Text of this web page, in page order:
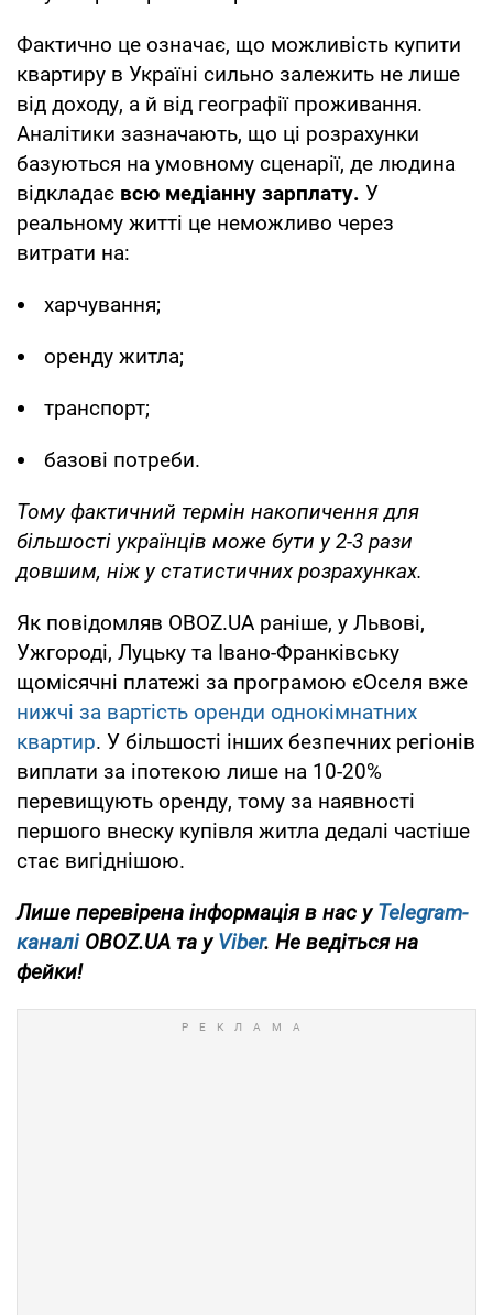
Фактично це означає, що можливість купити
квартиру в Україні сильно залежить не лише
від доходу, а й від географії проживання.
Аналітики зазначають, що ці розрахунки
базуються на умовному сценарії, де людина
відкладає всю медіанну зарплату. У
реальному житті це неможливо через
витрати на:
харчування;
оренду житла;
транспорт;
базові потреби.
Тому фактичний термін накопичення для
більшості українців може бути у 2-3 рази
довшим, ніж у статистичних розрахунках.
Як повідомляв OBOZ.UA раніше, у Львові,
Ужгороді, Луцьку та Івано-Франківську
щомісячні платежі за програмою єОселя вже
нижчі за вартість оренди однокімнатних
квартир. У більшості інших безпечних регіонів
виплати за іпотекою лише на 10-20%
перевищують оренду, тому за наявності
першого внеску купівля житла дедалі частіше
стає вигіднішою.
Лише перевірена інформація в нас уTelegram-
каналіOBOZ.UA та уViber. Не ведіться на
фейки!